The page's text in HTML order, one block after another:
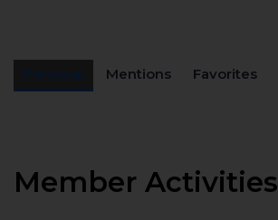
Mentions Favorites
Member Activities